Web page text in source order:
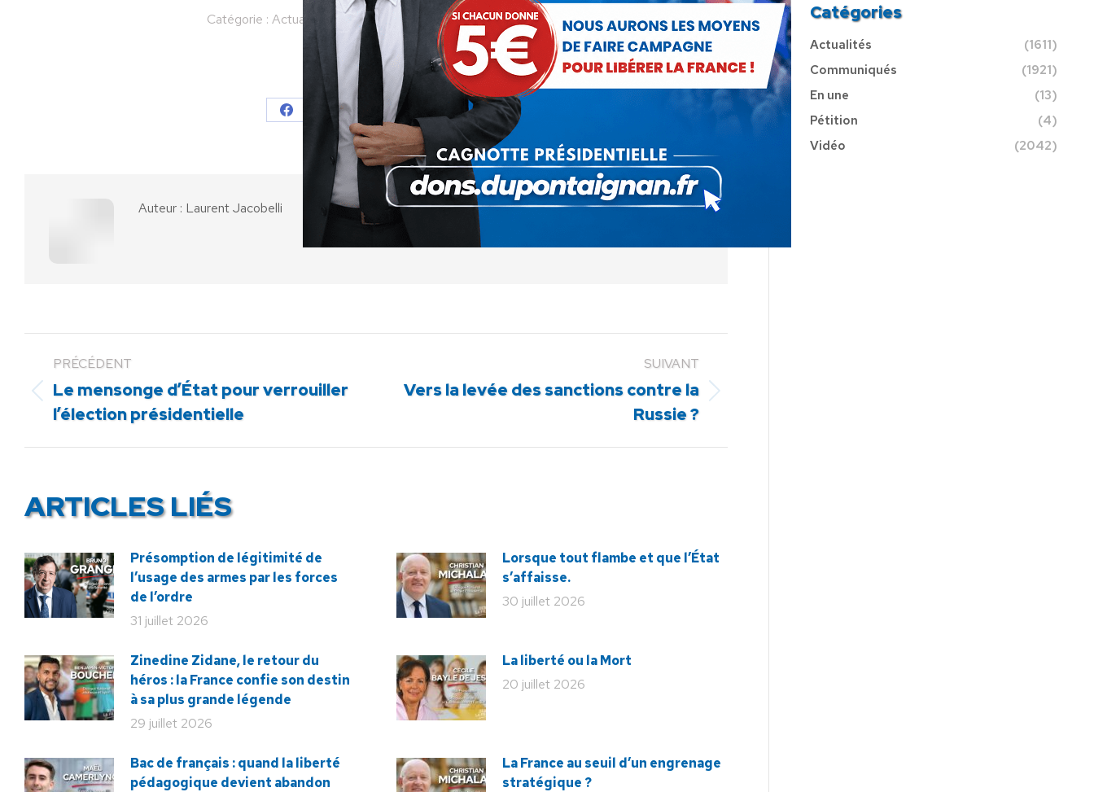
Catégorie : Actualités ParLaurent Jacobelli 28 avril 2016
Partager cet article
Partager
Facebook
Partager
sur
X
Partager
sur
Pinterest
Partager
sur
LinkedIn
Partager
sur
WhatsApp
Auteur : Laurent Jacobelli
PRÉCÉDENT
Article
précédent
Le mensonge d’État pour verrouiller
l’élection présidentielle
SUIVANT
Article
Vers la levée des sanctions contre la
Russie ?
ARTICLES LIÉS
Présomption de légitimité de
l’usage des armes par les forces
de l’ordre
31 juillet 2026
Lorsque tout flambe et que l’État
s’affaisse.
30 juillet 2026
Zinedine Zidane, le retour du
héros : la France confie son destin
à sa plus grande légende
29 juillet 2026
La liberté ou la Mort
20 juillet 2026
Bac de français : quand la liberté
pédagogique devient abandon
La France au seuil d’un engrenage
stratégique ?
Catégories
Actualités
(1611)
Communiqués
(1921)
En une
(13)
Pétition
(4)
Vidéo
(2042)